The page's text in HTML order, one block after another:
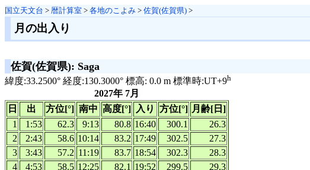
国立天文台 > 暦計算室 > 各地のこよみ > 佐賀(佐賀県) >
月の出入り
佐賀(佐賀県): Saga
緯度:33.2500° 経度:130.3000° 標高: 0.0 m 標準時:UT+9h
2027年 7月
日
出 方位[°] 南中 高度[°] 入り 方位[°] 月齢[日]
1
1:53 62.3 9:13 80.8 16:40 300.1
26.3
2
2:43 58.6 10:14 83.2 17:49 302.5
27.3
3
3:43 57.2 11:19 83.7 18:54 302.3
28.3
4
4:53 58.5 12:25 82.1 19:52 299.5
29.3